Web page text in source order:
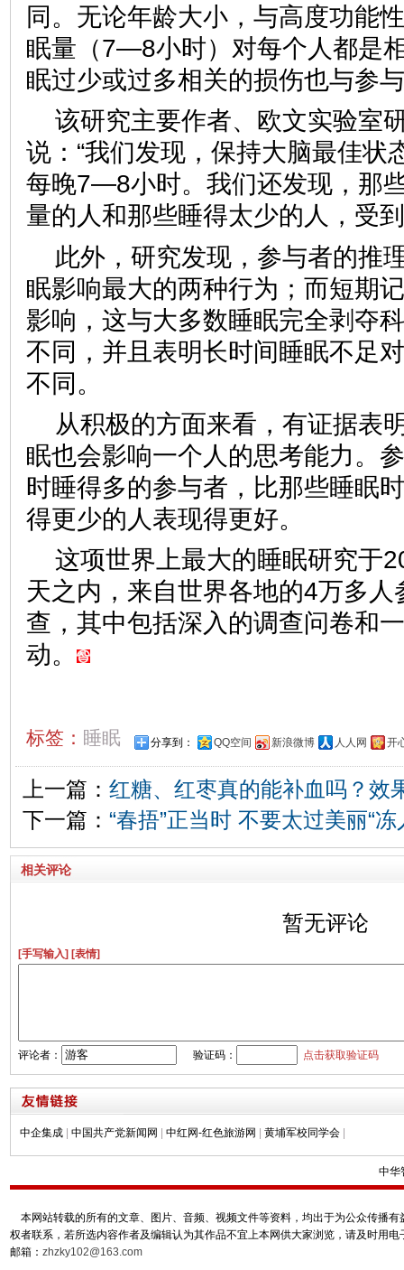
同。无论年龄大小，与高度功能
眠量（7—8小时）对每个人都是
眠过少或过多相关的损伤也与参
该研究主要作者、欧文实验室
说：“我们发现，保持大脑最佳状
每晚7—8小时。我们还发现，那
量的人和那些睡得太少的人，受
此外，研究发现，参与者的推
眠影响最大的两种行为；而短期
影响，这与大多数睡眠完全剥夺
不同，并且表明长时间睡眠不足
不同。
从积极的方面来看，有证据表
眠也会影响一个人的思考能力。
时睡得多的参与者，比那些睡眠
得更少的人表现得更好。
这项世界上最大的睡眠研究于
天之内，来自世界各地的4万多
查，其中包括深入的调查问卷和
动。
标签： 睡眠 分享到： QQ空间 新浪微博 人人网 开
上一篇： 红糖、红枣真的能补血吗？效
下一篇： “春捂”正当时 不要太过美丽“冻
相关评论
暂无评论
[手写输入] [表情]
评论者： 验证码： 点击获取验证码
中企集成 | 中国共产党新闻网 | 中红网-红色旅游网 | 黄埔军校同学会 |
中华
本网站转载的所有的文章、图片、音频、视频文件等资料，均出于为公众传播
权者联系，若所选内容作者及编辑认为其作品不宜上本网供大家浏览，请及时用
邮箱： zhzky102@163.com